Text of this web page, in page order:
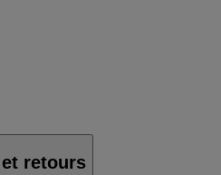
retours